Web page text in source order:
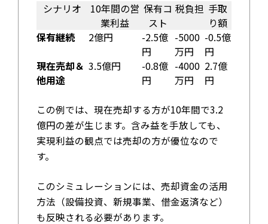
シナリオ
10年間の営
業利益
保有コ
スト
税負担 手取
り額
保有継続
2億円
-2.5億
円
-5000
万円
-0.5億
円
現在売却＆
他用途
3.5億円
-0.8億
円
-4000
万円
2.7億
円
この例では、現在売却する方が10年間で3.2
億円の差が生じます。含み益を手放しても、
実現利益の観点では売却の方が優位なので
す。
このシミュレーションには、売却資金の活用
方法（設備投資、新規事業、借金返済など）
も反映される必要があります。